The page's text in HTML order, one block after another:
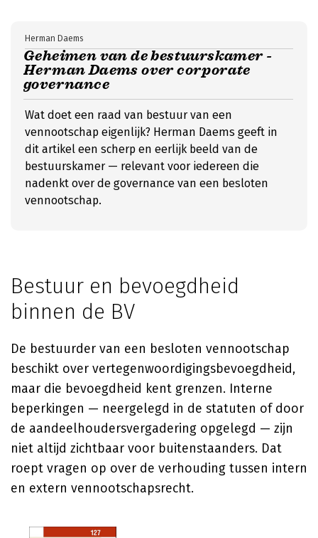
Geheimen van de bestuurskamer -
Herman Daems over corporate
governance
Herman Daems
Wat doet een raad van bestuur van een
vennootschap eigenlijk? Herman Daems geeft in
dit artikel een scherp en eerlijk beeld van de
bestuurskamer — relevant voor iedereen die
nadenkt over de governance van een besloten
vennootschap.
Bestuur en bevoegdheid
binnen de BV
De bestuurder van een besloten vennootschap
beschikt over vertegenwoordigingsbevoegdheid,
maar die bevoegdheid kent grenzen. Interne
beperkingen — neergelegd in de statuten of door
de aandeelhoudersvergadering opgelegd — zijn
niet altijd zichtbaar voor buitenstaanders. Dat
roept vragen op over de verhouding tussen intern
en extern vennootschapsrecht.